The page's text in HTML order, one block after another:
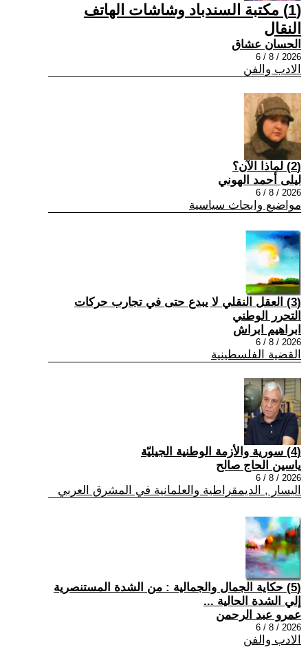
(1) مكتبة السندباد وشاشات الهاتف
النقال
الحسان عشاق
2026 / 8 / 6
الادب والفن
(2) لماذا الآن؟
ليلى أحمد الهوني
2026 / 8 / 6
مواضيع وابحاث سياسية
(3) العقل النقلي لا يبدع حتى في تجارب حركات
التحرر الوطني
ابراهيم ابراش
2026 / 8 / 6
القضية الفلسطينية
(4) سورية والأزمة الوطنية الجيليّة
ياسين الحاج صالح
2026 / 8 / 6
اليسار , الديمقراطية والعلمانية في المشرق العربي
(5) حكاية الجمال والجمالية : من الشدة المستنصرية
إلي الشدة الحالية ...
عمرو عبد الرحمن
2026 / 8 / 6
الادب والفن